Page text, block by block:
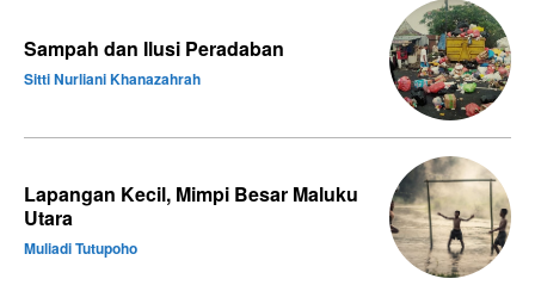
Sampah dan Ilusi Peradaban
Sitti Nurliani Khanazahrah
Lapangan Kecil, Mimpi Besar Maluku
Utara
Muliadi Tutupoho